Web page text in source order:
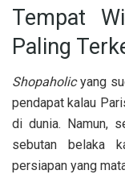
Tempat
Paling
Shopaholicyang
pendapat kalau
di dunia. Namun,
sebutan belaka
persiapan yang